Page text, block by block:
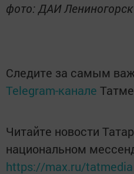
фото: ДАИ Лениногорск
Следите за самым
Telegram-канале
Читайте новости
национальном
https://max.ru/tatmedia